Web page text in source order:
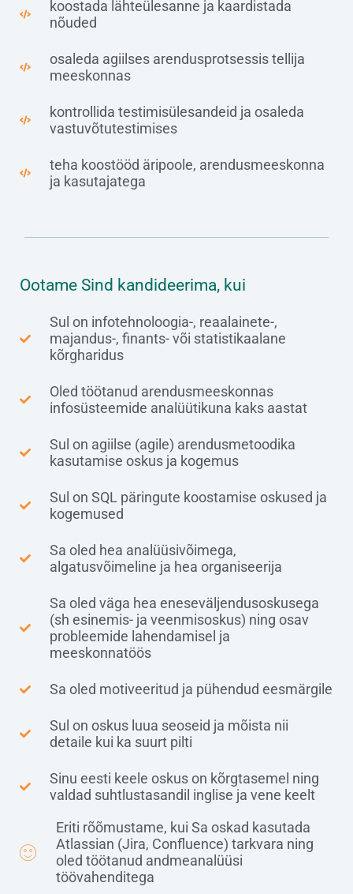
koostada lähteülesanne ja kaardistada
nõuded
osaleda agiilses arendusprotsessis tellija
meeskonnas​
kontrollida testimisülesandeid ja osaleda
vastuvõtutestimises
teha koostööd äripoole, arendusmeeskonna
ja kasutajatega
Ootame Sind kandideerima, kui
Sul on infotehnoloogia-, reaalainete-,
majandus-, finants- või statistikaalane
kõrgharidus
Oled töötanud arendusmeeskonnas
infosüsteemide analüütikuna kaks aastat
Sul on agiilse (agile) arendusmetoodika
kasutamise oskus ja kogemus
Sul on SQL päringute koostamise oskused ja
kogemused
Sa oled hea analüüsivõimega,
algatusvõimeline ja hea organiseerija​
Sa oled väga hea eneseväljendusoskusega
(sh esinemis- ja veenmisoskus) ning osav
probleemide lahendamisel ja
meeskonnatöös
Sa oled motiveeritud ja pühendud eesmärgile
Sul on oskus luua seoseid ja mõista nii
detaile kui ka suurt pilti
Sinu eesti keele oskus on kõrgtasemel ning
valdad suhtlustasandil inglise ja vene keelt
Eriti rõõmustame, kui Sa oskad kasutada
Atlassian (Jira, Confluence) tarkvara ning
oled töötanud andmeanalüüsi
töövahenditega